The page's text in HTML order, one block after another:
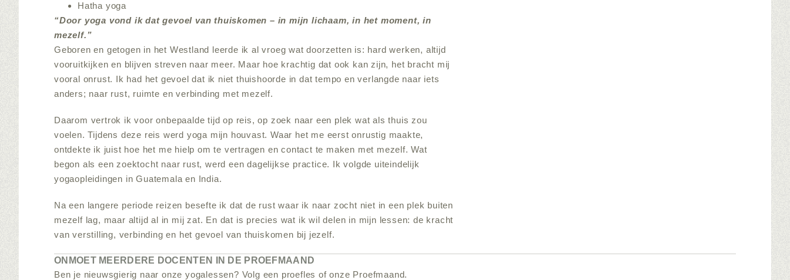
Hatha yoga
“Door yoga vond ik dat gevoel van thuiskomen – in mijn lichaam, in het moment, in
mezelf.”
Geboren en getogen in het Westland leerde ik al vroeg wat doorzetten is: hard werken, altijd
vooruitkijken en blijven streven naar meer. Maar hoe krachtig dat ook kan zijn, het bracht mij
vooral onrust. Ik had het gevoel dat ik niet thuishoorde in dat tempo en verlangde naar iets
anders; naar rust, ruimte en verbinding met mezelf.
Daarom vertrok ik voor onbepaalde tijd op reis, op zoek naar een plek wat als thuis zou
voelen. Tijdens deze reis werd yoga mijn houvast. Waar het me eerst onrustig maakte,
ontdekte ik juist hoe het me hielp om te vertragen en contact te maken met mezelf. Wat
begon als een zoektocht naar rust, werd een dagelijkse practice. Ik volgde uiteindelijk
yogaopleidingen in Guatemala en India.
Na een langere periode reizen besefte ik dat de rust waar ik naar zocht niet in een plek buiten
mezelf lag, maar altijd al in mij zat. En dat is precies wat ik wil delen in mijn lessen: de kracht
van verstilling, verbinding en het gevoel van thuiskomen bij jezelf.
ONMOET MEERDERE DOCENTEN IN DE PROEFMAAND
Ben je nieuwsgierig naar onze yogalessen? Volg een proefles of onze Proefmaand.